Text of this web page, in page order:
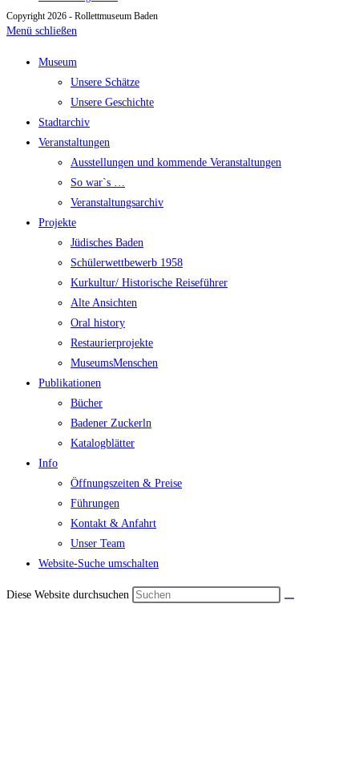
Copyright 2026 - Rollettmuseum Baden
Menü schließen
Museum
Unsere Schätze
Unsere Geschichte
Stadtarchiv
Veranstaltungen
Ausstellungen und kommende Veranstaltungen
So war`s …
Veranstaltungsarchiv
Projekte
Jüdisches Baden
Schülerwettbewerb 1958
Kurkultur/ Historische Reiseführer
Alte Ansichten
Oral history
Restaurierprojekte
MuseumsMenschen
Publikationen
Bücher
Badener Zuckerln
Katalogblätter
Info
Öffnungszeiten & Preise
Führungen
Kontakt & Anfahrt
Unser Team
Website-Suche umschalten
Diese Website durchsuchen